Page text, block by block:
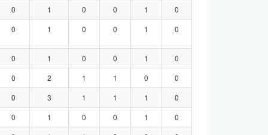
0
1 0 0 1
0
0
1 0 0 1 0
0 1 0 0 1
0
0
2 1 1 0
0
0
3 1 1 1
0
0
1 0 0 1
0